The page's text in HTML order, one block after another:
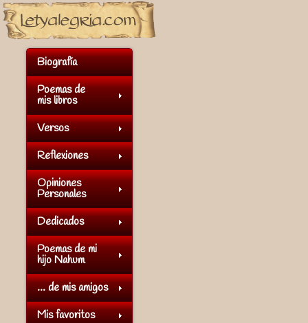
Biografía
Poemas de
mis libros
Versos
Reflexiones
Opiniones
Personales
Dedicados
Poemas de mi
hijo Nahum
... de mis amigos
Mis favoritos